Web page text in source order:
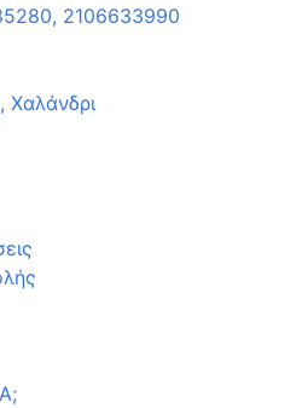
2106633990